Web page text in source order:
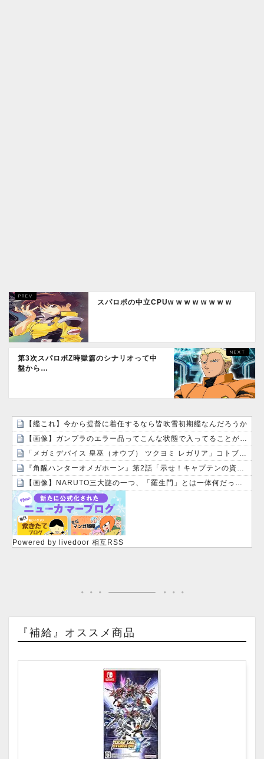
スパロボの中立CPUw w w w w w w w
第3次スパロボZ時獄篇のシナリオって中
盤から…
【艦これ】今から提督に着任するなら皆吹雪初期艦なんだろうか
【画像】ガンプラのエラー品ってこんな状態で入ってることがあるんだな・・・
「メガミデバイス 皇巫（オウブ） ツクヨミ レガリア」コトブキヤデビュー…
『角醒ハンターオメガホーン』第2話「示せ！キャプテンの資格！」感想・実況まとめ
【画像】NARUTO三大謎の一つ、「羅生門」とは一体何だったのか！？
Powered by livedoor 相互RSS
『補給』オススメ商品